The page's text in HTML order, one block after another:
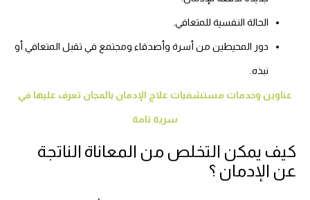
الحالة النفسية للمتعافي.
دور المحيطين من أسرة وأصدقاء ومجتمع في تقبل المتعافي أو
نبذه.
عناوين وخدمات مستشفيات علاج الإدمان بالمجان تعرف عليها في
سرية تامة
كيف يمكن التخلص من المعاناة الناتجة
عن الإدمان ؟